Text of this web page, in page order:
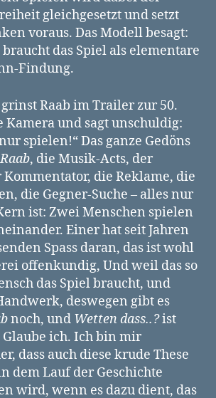
gleichgesetzt und setzt
voraus. Das Modell besagt:
das Spiel als elementare
Findung.
Raab im Trailer zur 50.
Kamera und sagt unschuldig:
spielen!“ Das ganze Gedöns
, die Musik-Acts, der
die Reklame, die
die Gegner-Suche – alles nur
ist: Zwei Menschen spielen
Einer hat seit Jahren
Spass daran, das ist wohl
offenkundig, Und weil das so
das Spiel braucht, und
deswegen gibt es
noch, und Wetten dass..?ist
ich. Ich bin mir
dass auch diese krude These
dem Lauf der Geschichte
wird, wenn es dazu dient, das